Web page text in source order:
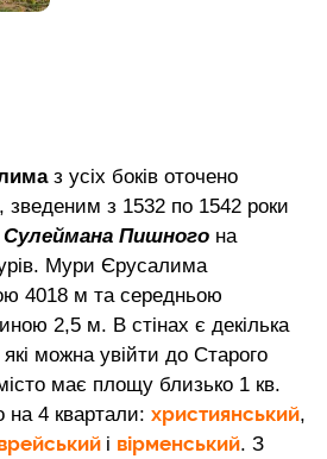
з усіх боків оточено
, зведеним з 1532 по 1542 роки
Сулеймана Пишного на
Мури Єрусалима
4018 м та середньою
2,5 м. В стінах є декілька
які можна увійти до Старого
має площу близько 1 кв.
на 4 квартали: християнський,
і вірменський. З